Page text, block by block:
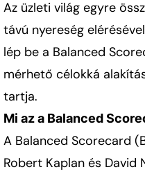
Az üzleti világ egyre
távú nyereség
lép be a Balanced
mérhető célokká
tartja.
Mi az a Balanced
A Balanced Scorecard
Robert Kaplan és